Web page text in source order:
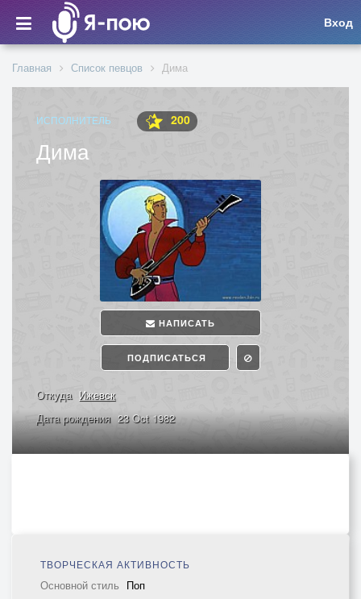
Вход
Главная Список певцов Дима
ИСПОЛНИТЕЛЬ 200
Дима
НАПИСАТЬ
ПОДПИСАТЬСЯ
Откуда Ижевск
Дата рождения 23 Oct 1982
ТВОРЧЕСКАЯ АКТИВНОСТЬ
Основной стиль Поп